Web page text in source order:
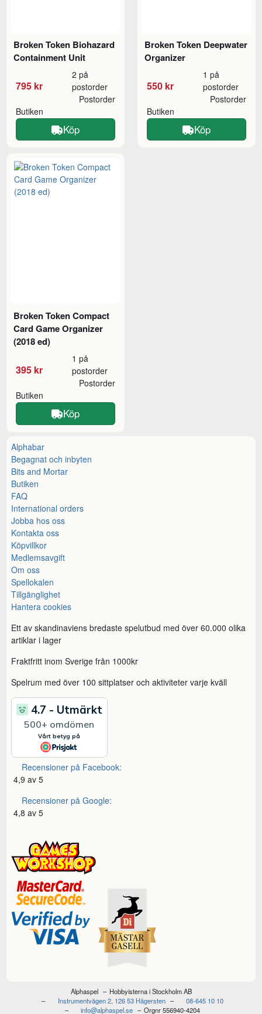
Broken Token Biohazard
Containment Unit
795 kr
2 på
postorder
Butiken
Postorder
Köp
Broken Token Deepwater
Organizer
550 kr
1 på
postorder
Butiken
Postorder
Köp
Broken Token Compact
Card Game Organizer
(2018 ed)
395 kr
1 på
postorder
Butiken
Postorder
Köp
Alphabar
Begagnat och inbyten
Bits and Mortar
Butiken
FAQ
International orders
Jobba hos oss
Kontakta oss
Köpvillkor
Medlemsavgift
Om oss
Spellokalen
Tillgänglighet
Hantera cookies
Ett av skandinaviens bredaste spelutbud med över 60.000 olika
artiklar i lager
Fraktfritt inom Sverige från 1000kr
Spelrum med över 100 sittplatser och aktiviteter varje kväll
Recensioner på Facebook:
4,9 av 5
Recensioner på Google:
4,8 av 5
Alphaspel
Hobbyisterna i Stockholm AB
Instrumentvägen 2, 126 53 Hägersten
08-645 10 10
info@alphaspel.se
Orgnr 556940-4204